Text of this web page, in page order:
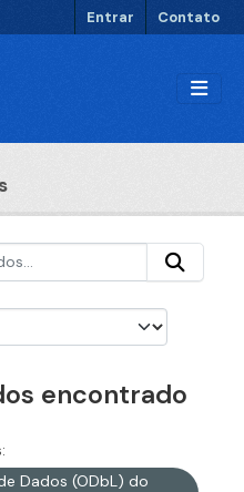
Entrar Contato
encontrado
Dados (ODbL) do